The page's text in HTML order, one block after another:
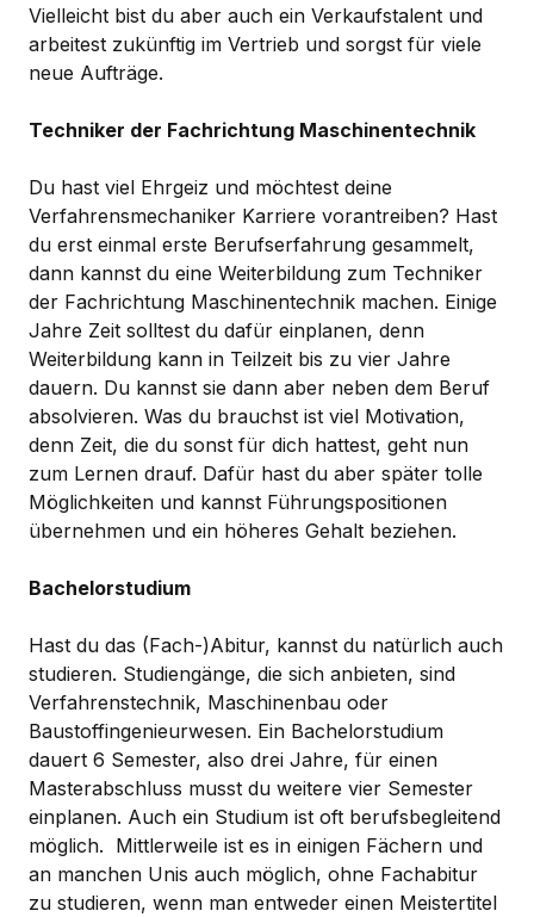
Vielleicht bist du aber auch ein Verkaufstalent und
arbeitest zukünftig im Vertrieb und sorgst für viele
neue Aufträge.
Techniker der Fachrichtung Maschinentechnik
Du hast viel Ehrgeiz und möchtest deine
Verfahrensmechaniker Karriere vorantreiben? Hast
du erst einmal erste Berufserfahrung gesammelt,
dann kannst du eine Weiterbildung zum Techniker
der Fachrichtung Maschinentechnik machen. Einige
Jahre Zeit solltest du dafür einplanen, denn
Weiterbildung kann in Teilzeit bis zu vier Jahre
dauern. Du kannst sie dann aber neben dem Beruf
absolvieren. Was du brauchst ist viel Motivation,
denn Zeit, die du sonst für dich hattest, geht nun
zum Lernen drauf. Dafür hast du aber später tolle
Möglichkeiten und kannst Führungspositionen
übernehmen und ein höheres Gehalt beziehen.
Bachelorstudium
Hast du das (Fach-)Abitur, kannst du natürlich auch
studieren. Studiengänge, die sich anbieten, sind
Verfahrenstechnik, Maschinenbau oder
Baustoffingenieurwesen. Ein Bachelorstudium
dauert 6 Semester, also drei Jahre, für einen
Masterabschluss musst du weitere vier Semester
einplanen. Auch ein Studium ist oft berufsbegleitend
möglich. Mittlerweile ist es in einigen Fächern und
an manchen Unis auch möglich, ohne Fachabitur
zu studieren, wenn man entweder einen Meistertitel